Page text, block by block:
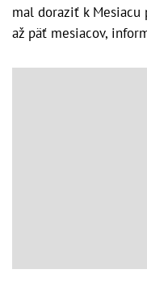
mal doraziť k
až päť mesiacov,